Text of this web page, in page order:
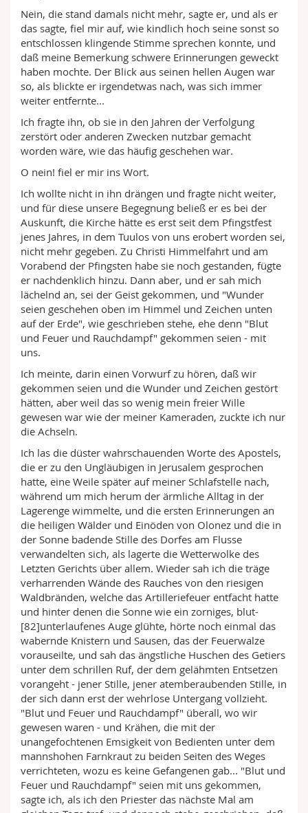
Nein, die stand damals nicht mehr, sagte er, und als er
das sagte, fiel mir auf, wie kindlich hoch seine sonst so
entschlossen klingende Stimme sprechen konnte, und
daß meine Bemerkung schwere Erinnerungen geweckt
haben mochte. Der Blick aus seinen hellen Augen war
so, als blickte er irgendetwas nach, was sich immer
weiter entfernte...
Ich fragte ihn, ob sie in den Jahren der Verfolgung
zerstört oder anderen Zwecken nutzbar gemacht
worden wäre, wie das häufig geschehen war.
O nein! fiel er mir ins Wort.
Ich wollte nicht in ihn drängen und fragte nicht weiter,
und für diese unsere Begegnung beließ er es bei der
Auskunft, die Kirche hätte es erst seit dem Pfingstfest
jenes Jahres, in dem Tuulos von uns erobert worden sei,
nicht mehr gegeben. Zu Christi Himmelfahrt und am
Vorabend der Pfingsten habe sie noch gestanden, fügte
er nachdenklich hinzu. Dann aber, und er sah mich
lächelnd an, sei der Geist gekommen, und "Wunder
seien geschehen oben im Himmel und Zeichen unten
auf der Erde", wie geschrieben stehe, ehe denn "Blut
und Feuer und Rauchdampf" gekommen seien - mit
uns.
Ich meinte, darin einen Vorwurf zu hören, daß wir
gekommen seien und die Wunder und Zeichen gestört
hätten, aber weil das so wenig mein freier Wille
gewesen war wie der meiner Kameraden, zuckte ich nur
die Achseln.
Ich las die düster wahrschauenden Worte des Apostels,
die er zu den Ungläubigen in Jerusalem gesprochen
hatte, eine Weile später auf meiner Schlafstelle nach,
während um mich herum der ärmliche Alltag in der
Lagerenge wimmelte, und die ersten Erinnerungen an
die heiligen Wälder und Einöden von Olonez und die in
der Sonne badende Stille des Dorfes am Flusse
verwandelten sich, als lagerte die Wetterwolke des
Letzten Gerichts über allem. Wieder sah ich die träge
verharrenden Wände des Rauches von den riesigen
Waldbränden, welche das Artilleriefeuer entfacht hatte
und hinter denen die Sonne wie ein zorniges, blut-
[82]unterlaufenes Auge glühte, hörte noch einmal das
wabernde Knistern und Sausen, das der Feuerwalze
vorauseilte, und sah das ängstliche Huschen des Getiers
unter dem schrillen Ruf, der dem gelähmten Entsetzen
vorangeht - jener Stille, jener atemberaubenden Stille, in
der sich dann erst der wehrlose Untergang vollzieht.
"Blut und Feuer und Rauchdampf" überall, wo wir
gewesen waren - und Krähen, die mit der
unangefochtenen Emsigkeit von Bedienten unter dem
mannshohen Farnkraut zu beiden Seiten des Weges
verrichteten, wozu es keine Gefangenen gab... "Blut und
Feuer und Rauchdampf" seien mit uns gekommen,
sagte ich, als ich den Priester das nächste Mal am